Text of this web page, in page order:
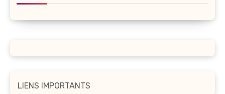
LIENS IMPORTANTS